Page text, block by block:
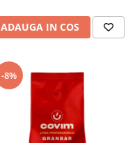
ADAUGA IN COS
-8%